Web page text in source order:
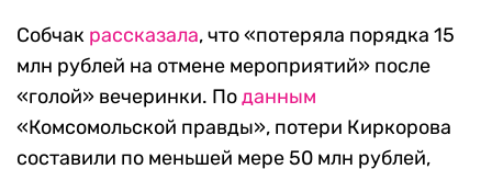
Собчак рассказала, что «потеряла порядка 15
млн рублей на отмене мероприятий» после
«голой» вечеринки. Поданным
«Комсомольской правды», потери Киркорова
составили по меньшей мере 50 млн рублей,